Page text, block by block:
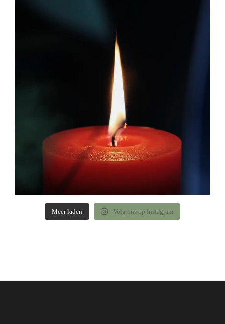
Meer laden Volg ons op Instagram